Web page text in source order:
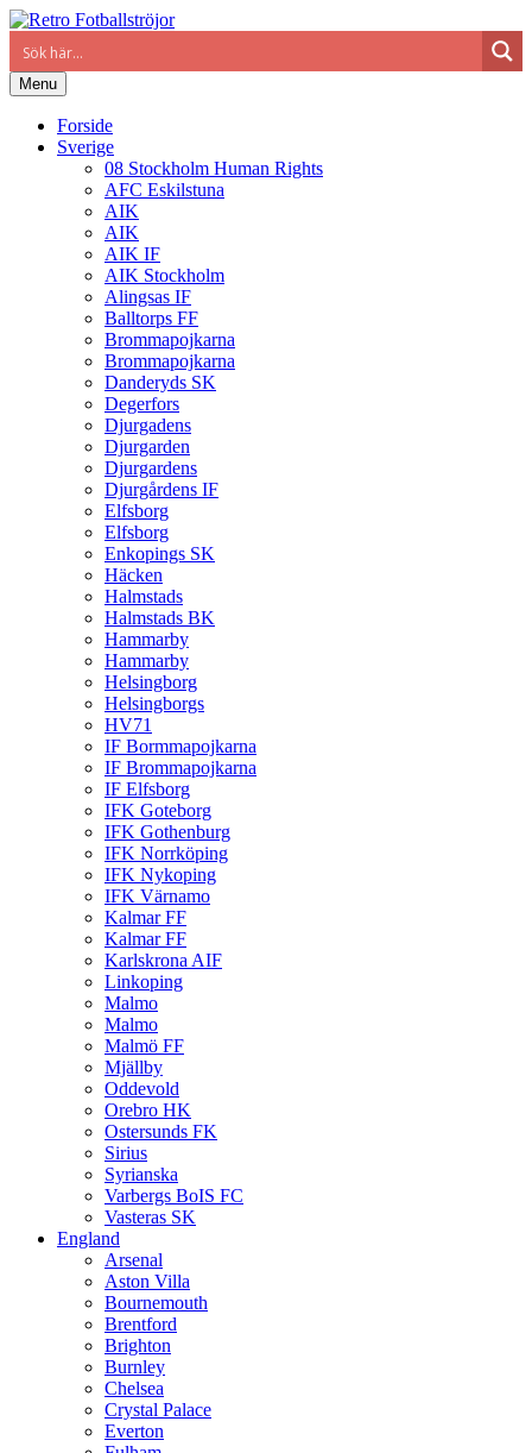
Menu
Forside
Sverige
08 Stockholm Human Rights
AFC Eskilstuna
AIK
AIK
AIK IF
AIK Stockholm
Alingsas IF
Balltorps FF
Brommapojkarna
Brommapojkarna
Danderyds SK
Degerfors
Djurgadens
Djurgarden
Djurgardens
Djurgårdens IF
Elfsborg
Elfsborg
Enkopings SK
Häcken
Halmstads
Halmstads BK
Hammarby
Hammarby
Helsingborg
Helsingborgs
HV71
IF Bormmapojkarna
IF Brommapojkarna
IF Elfsborg
IFK Goteborg
IFK Gothenburg
IFK Norrköping
IFK Nykoping
IFK Värnamo
Kalmar FF
Kalmar FF
Karlskrona AIF
Linkoping
Malmo
Malmo
Malmö FF
Mjällby
Oddevold
Orebro HK
Ostersunds FK
Sirius
Syrianska
Varbergs BoIS FC
Vasteras SK
England
Arsenal
Aston Villa
Bournemouth
Brentford
Brighton
Burnley
Chelsea
Crystal Palace
Everton